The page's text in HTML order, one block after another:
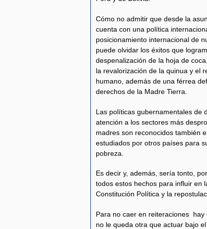
Cómo no admitir que desde la
cuenta con una política
posicionamiento internacional de
puede olvidar los éxitos que
despenalización de la hoja de
la revalorización de la quinua y el
humano, además de una férrea
derechos de la Madre Tierra.
Las políticas gubernamentales de
atención a los sectores más
madres son reconocidos también
estudiados por otros países para
pobreza.
Es decir y, además, sería tonto,
todos estos hechos para influir en
Constitución Política y la
Para no caer en reiteraciones
no le queda otra que actuar bajo